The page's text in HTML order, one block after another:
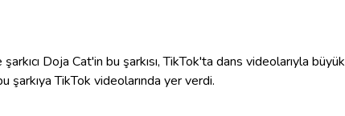
Doja Cat'in bu şarkısı, TikTok'ta dans videolarıyla büyük
TikTok videolarında yer verdi.